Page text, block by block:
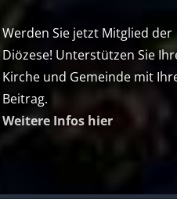
Werden Sie jetzt Mitglied der
Diözese! Unterstützen Sie
Kirche und Gemeinde mit
Beitrag.
Weitere Infos hier